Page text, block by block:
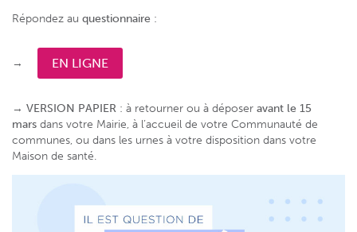
Répondez au questionnaire :
→ EN LIGNE
→ VERSION PAPIER : à retourner ou à déposer avant le 15
mars dans votre Mairie, à l’accueil de votre Communauté de
communes, ou dans les urnes à votre disposition dans votre
Maison de santé.